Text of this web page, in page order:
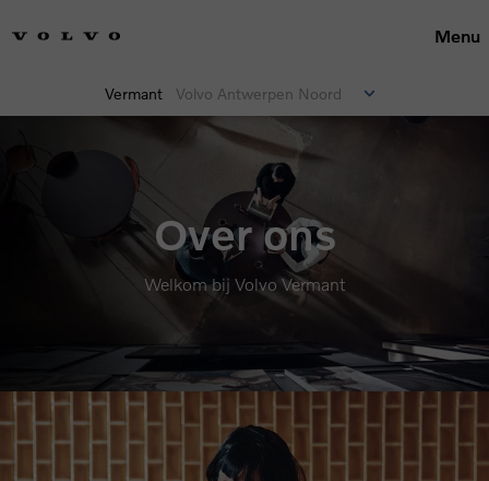
Menu
Vermant Volvo Antwerpen Noord
Over ons
Welkom bij Volvo Vermant